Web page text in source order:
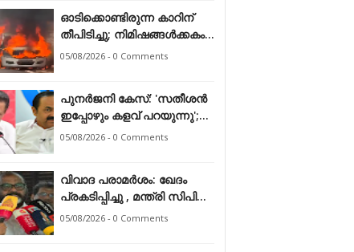
ഓടിക്കൊണ്ടിരുന്ന കാറിന്
തീപിടിച്ചു; നിമിഷങ്ങൾക്കകം
പൂർണമായി കത്തിനശിച്ചു
05/08/2026 - 0 Comments
പുനർജനി കേസ്: 'സതീശൻ
ഇപ്പോഴും കളവ് പറയുന്നു';
മുഖ്യമന്ത്രിക്കെതിരെ
05/08/2026 - 0 Comments
വിവാദ പരാമർശം: ഖേദം
പ്രകടിപ്പിച്ചു , മന്ത്രി സിപി
ജോൺ
05/08/2026 - 0 Comments